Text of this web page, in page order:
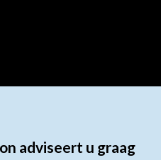
adviseert u graag